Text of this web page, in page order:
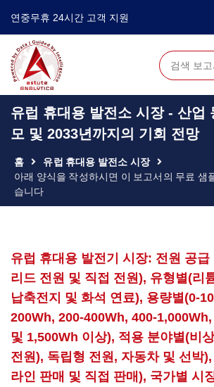
연중무휴 24시간 고객 지원
유럽 ​​휴대용 발전소 시장 - 산업
모 및 2033년까지의 기회 전망
홈
유럽 ​​휴대용 발전소 시장
아래 양식을 작성하시면 이 보고서의 무료 샘
습니다
유럽 ​​휴대용 발전기 시장: 전원 공급
리드 전원 및 직접 전원), 유형별(리
납축전지 및 화석 연료), 용량별(0-
200Wh, 200-400Wh, 400-
및 1,500Wh 이상), 적용 분야별(비
전원), 독립형 전원, 자동차 및 선박
라인 판매 및 직접 판매), 국가별 시